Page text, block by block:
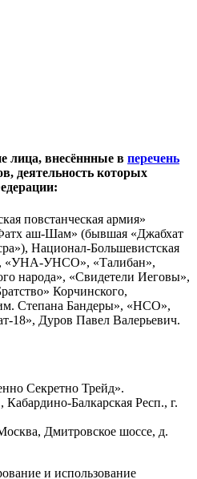
лица, внесённные в перечень
деятельность которых
повстанческая армия»
аш-Шам» (бывшая «Джабхат
Национал-Большевистская
«УНА-УНСО», «Талибан»,
народа», «Свидетели Иеговы»,
Корчинского,
Степана Бандеры», «НСО»,
18», Дуров Павел Валерьевич.
Секретно Трейд».
Балкарская Респ., г.
Дмитровское шоссе, д.
и использование